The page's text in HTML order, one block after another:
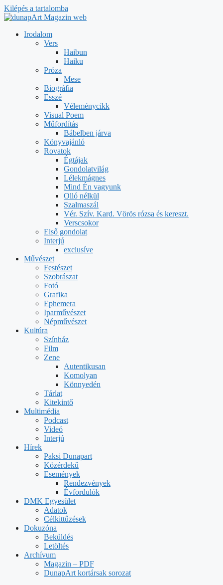
Kilépés a tartalomba
Irodalom
Vers
Haibun
Haiku
Próza
Mese
Biográfia
Esszé
Véleménycikk
Visual Poem
Műfordítás
Bábelben járva
Könyvajánló
Rovatok
Égtájak
Gondolatvilág
Lélekmágnes
Mind Én vagyunk
Olló nélkül
Szalmaszál
Vér. Szív. Kard. Vörös rózsa és kereszt.
Verscsokor
Első gondolat
Interjú
exclusíve
Művészet
Festészet
Szobrászat
Fotó
Grafika
Ephemera
Iparművészet
Népművészet
Kultúra
Színház
Film
Zene
Autentikusan
Komolyan
Könnyedén
Tárlat
Kitekintő
Multimédia
Podcast
Videó
Interjú
Hírek
Paksi Dunapart
Közérdekű
Események
Rendezvények
Évfordulók
DMK Egyesület
Adatok
Célkittűzések
Dokuzóna
Beküldés
Letöltés
Archívum
Magazin – PDF
DunapArt kortársak sorozat